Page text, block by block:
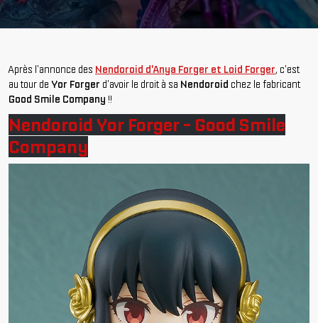
Après l'annonce des Nendoroid d'Anya Forger et Loid Forger, c'est
au tour de Yor Forger d'avoir le droit à sa Nendoroid chez le fabricant
Good Smile Company !!
Nendoroid Yor Forger - Good Smile
Company